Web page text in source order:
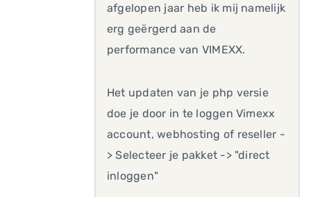
afgelopen jaar heb ik mij namelijk
erg geërgerd aan de
performance van VIMEXX.
Het updaten van je php versie
doe je door in te loggen Vimexx
account, webhosting of reseller -
> Selecteer je pakket -> "direct
inloggen"